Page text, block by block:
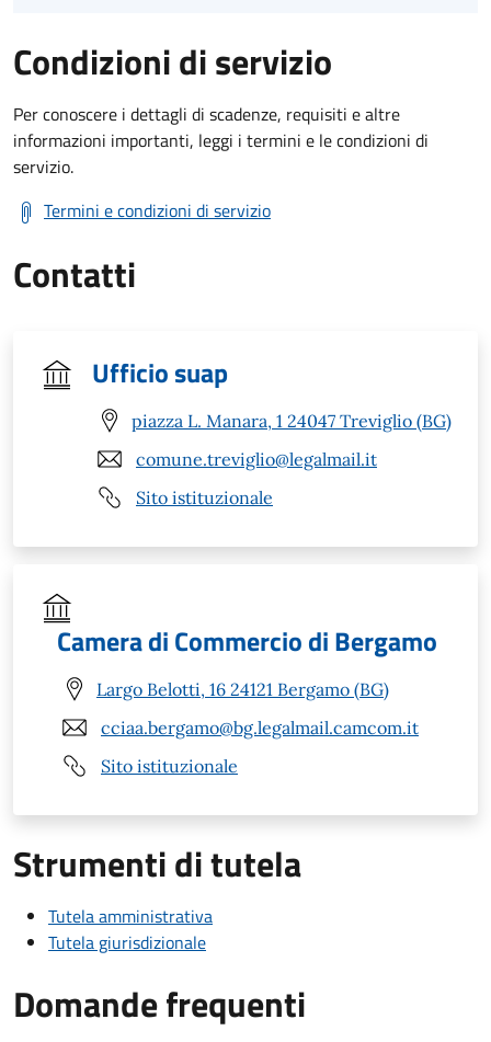
Condizioni di servizio
Per conoscere i dettagli di scadenze, requisiti e altre
informazioni importanti, leggi i termini e le condizioni di
servizio.
Termini e condizioni di servizio
Contatti
Ufficio suap
piazza L. Manara, 1 24047 Treviglio (BG)
comune.treviglio@legalmail.it
Sito istituzionale
Camera di Commercio di Bergamo
Largo Belotti, 16 24121 Bergamo (BG)
cciaa.bergamo@bg.legalmail.camcom.it
Sito istituzionale
Strumenti di tutela
Tutela amministrativa
Tutela giurisdizionale
Domande frequenti